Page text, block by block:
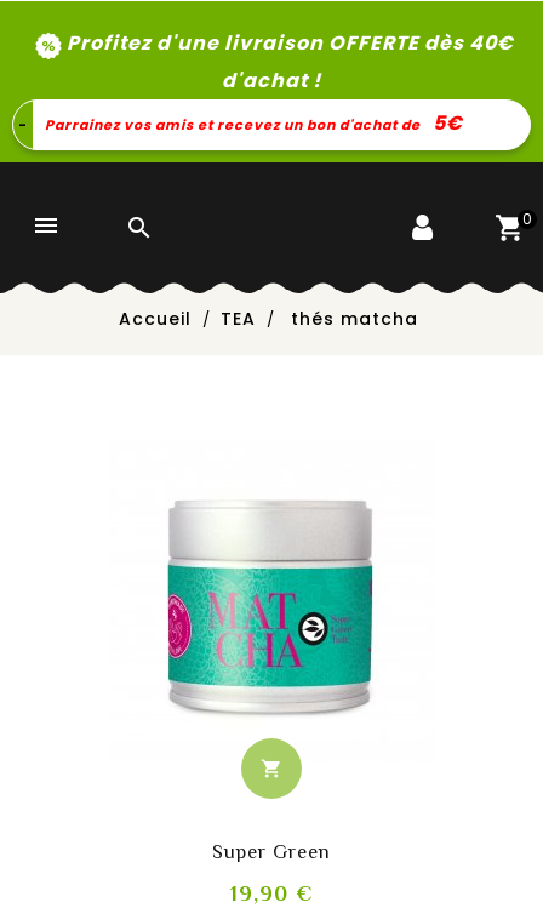
Profitez d'une livraison OFFERTE dès 40€
d'achat !
- Parrainez vos amis et recevez un bon d'achat de 5€
  0
Accueil TEA thés matcha
shopping_cart
Super Green
19,90 €